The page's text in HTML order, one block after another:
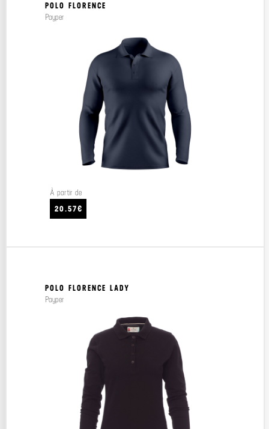
POLO FLORENCE
Payper
À partir de
20.57€
POLO FLORENCE LADY
Payper